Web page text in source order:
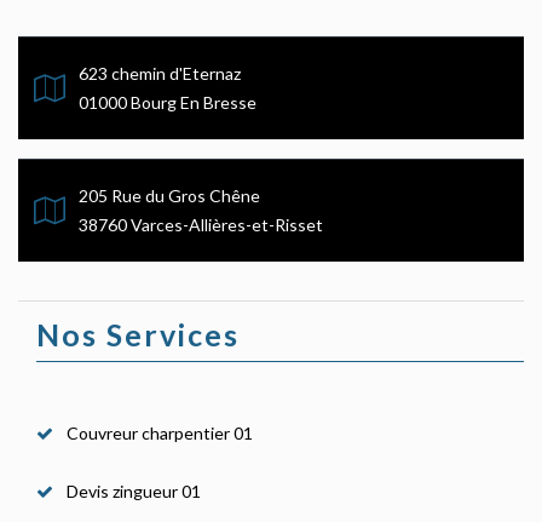
623 chemin d'Eternaz
01000 Bourg En Bresse
205 Rue du Gros Chêne
38760 Varces-Allières-et-Risset
Nos Services
Couvreur charpentier 01
Devis zingueur 01